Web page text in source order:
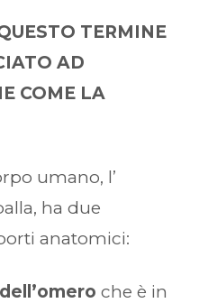
TERMINE
AD
COME LA
umano, l’
ha due
anatomici:
che è in